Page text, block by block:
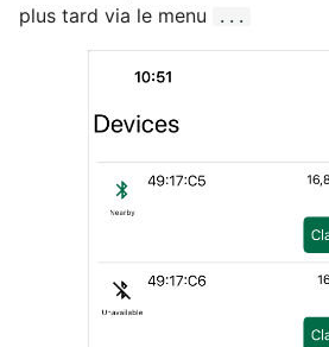
plus tard via le menu
...